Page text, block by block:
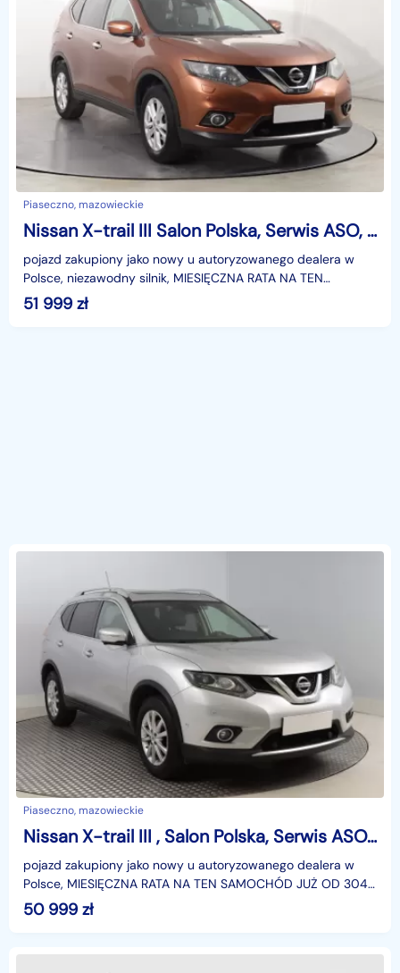
Piaseczno, mazowieckie
Nissan X-trail III Salon Polska, Serwis ASO, Klimatronic, Tempomat, Parktronic,
pojazd zakupiony jako nowy u autoryzowanego dealera w
Polsce, niezawodny silnik, MIESIĘCZNA RATA NA TEN
SAMOCHÓD JUŻ OD 310 PLN*Podana w ogłoszeniu
lokalizacja
51 999 zł
Piaseczno, mazowieckie
Nissan X-trail III , Salon Polska, Serwis ASO, Skóra, Navi, Klimatronic,
pojazd zakupiony jako nowy u autoryzowanego dealera w
Polsce, MIESIĘCZNA RATA NA TEN SAMOCHÓD JUŻ OD 304
PLN*Podana w ogłoszeniu lokalizacja pojazdu jest aktua
50 999 zł